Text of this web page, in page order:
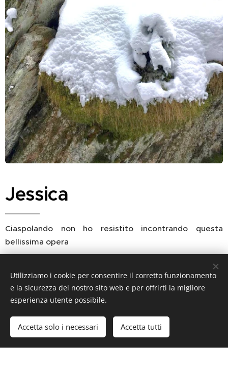
Jessica
Ciaspolando non ho resistito incontrando questa
bellissima opera
by Claudia Puglisi Allegra
Webnode Cookies
Crea il tuo sito web gratis! Inizia
Utilizziamo i cookie per consentire il corretto funzionamento
e la sicurezza del nostro sito web e per offrirti la migliore
esperienza utente possibile.
Accetta solo i necessari Accetta tutti